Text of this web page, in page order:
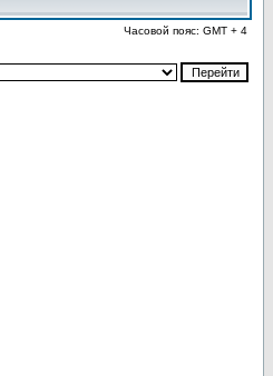
Часовой пояс: GMT + 4